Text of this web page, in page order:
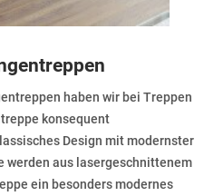
haben wir bei Treppen
konsequent
Design mit modernster
werden aus lasergeschnittenem
ein besonders modernes